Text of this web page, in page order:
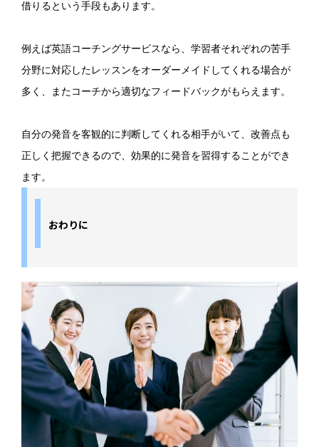
借りるという手段もあります。
例えば英語コーチングサービスなら、学習者それぞれの苦手
分野に対応したレッスンをオーダーメイドしてくれる場合が
多く、またコーチから適切なフィードバックがもらえます。
自分の発音を客観的に判断してくれる相手がいて、改善点も
正しく把握できるので、効果的に発音を習得することができ
ます。
おわりに